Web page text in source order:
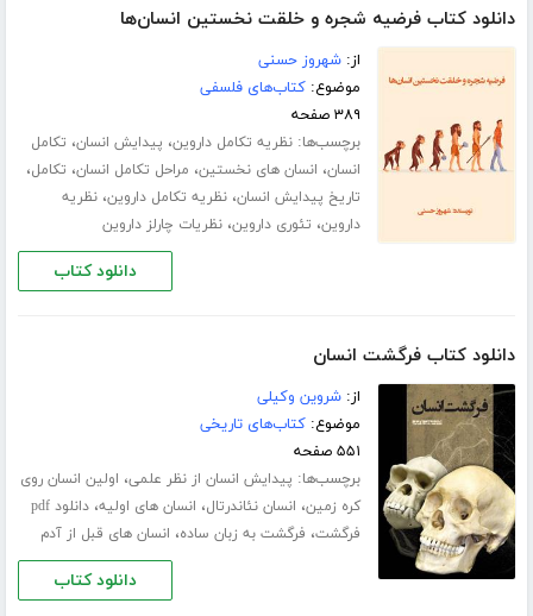
دانلود کتاب فرضیه شجره و خلقت نخستین انسان‌ها
از:شهروز حسنی
موضوع:کتاب‌های فلسفی
۳۸۹ صفحه
برچسب‌ها:نظریه تکامل داروین، پیدایش انسان، تکامل
انسان، انسان های نخستین، مراحل تکامل انسان، تکامل،
تاریخ پیدایش انسان،نظریه تکامل داروین،نظریه
داروین، تئوری داروین،نظریات چارلز داروین
دانلود کتاب
دانلود کتاب فرگشت انسان
از:شروین وکیلی
موضوع:کتاب‌های تاریخی
۵۵۱ صفحه
برچسب‌ها: پیدایش انسان از نظر علمی، اولین انسان روی
کره زمین، انسان نئاندرتال، انسان های اولیه،
دانلود pdf
فرگشت، فرگشت به زبان ساده، انسان های قبل از آدم
دانلود کتاب